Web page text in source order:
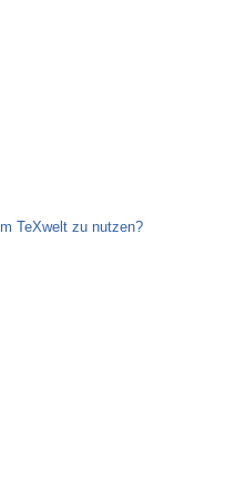
TeXwelt zu nutzen?